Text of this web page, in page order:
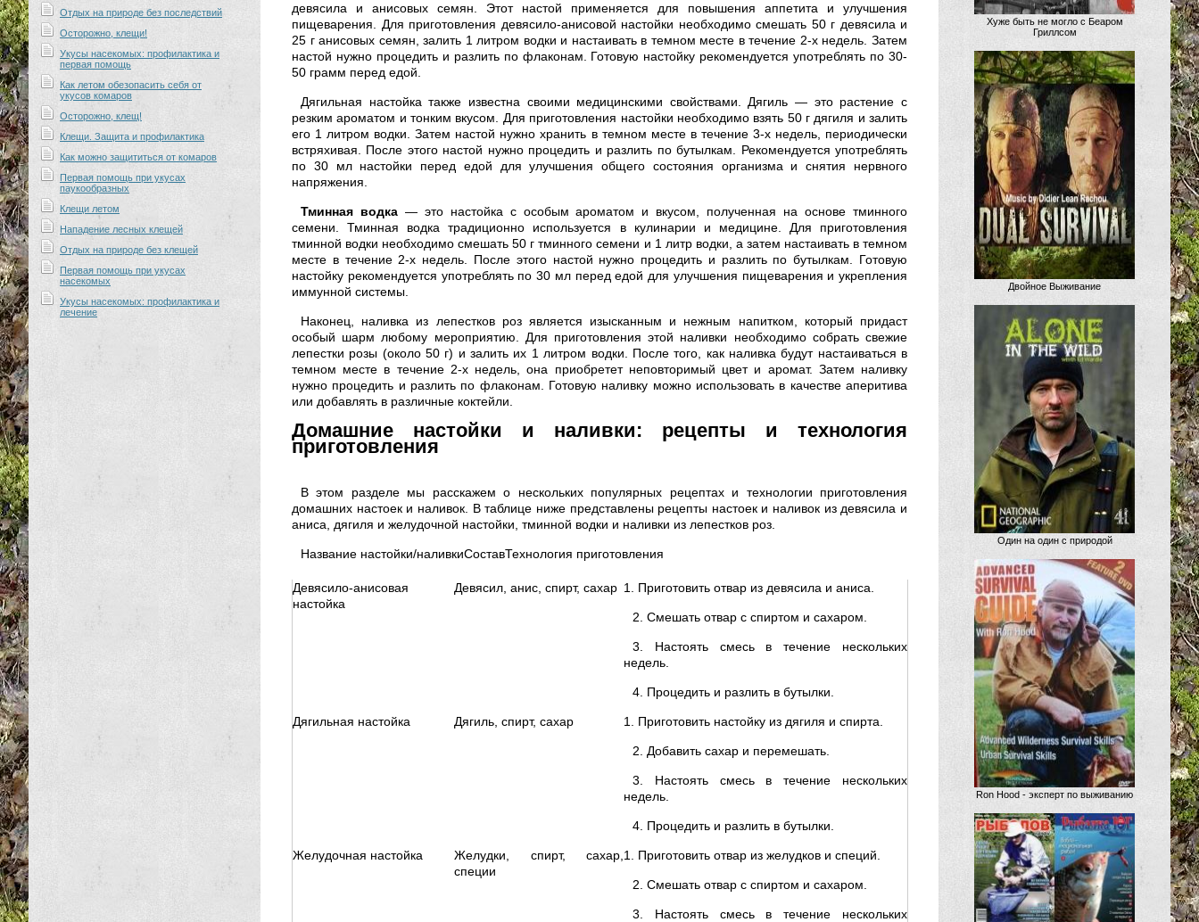
Отдых на природе без последствий
Осторожно, клещи!
Укусы насекомых: профилактика и
первая помощь
Как летом обезопасить себя от
укусов комаров
Осторожно, клещ!
Клещи. Защита и профилактика
Как можно защититься от комаров
Первая помощь при укусах
паукообразных
Клещи летом
Нападение лесных клещей
Отдых на природе без клещей
Первая помощь при укусах
насекомых
Укусы насекомых: профилактика и
лечение
девясила и анисовых семян. Этот настой применяется для повышения аппетита и улучшения
пищеварения. Для приготовления девясило-анисовой настойки необходимо смешать 50 г девясила и
25 г анисовых семян, залить 1 литром водки и настаивать в темном месте в течение 2-х недель. Затем
настой нужно процедить и разлить по флаконам. Готовую настойку рекомендуется употреблять по 30-
50 грамм перед едой.
Дягильная настойка также известна своими медицинскими свойствами. Дягиль — это растение с
резким ароматом и тонким вкусом. Для приготовления настойки необходимо взять 50 г дягиля и залить
его 1 литром водки. Затем настой нужно хранить в темном месте в течение 3-х недель, периодически
встряхивая. После этого настой нужно процедить и разлить по бутылкам. Рекомендуется употреблять
по 30 мл настойки перед едой для улучшения общего состояния организма и снятия нервного
напряжения.
Тминная водка— это настойка с особым ароматом и вкусом, полученная на основе тминного
семени. Тминная водка традиционно используется в кулинарии и медицине. Для приготовления
тминной водки необходимо смешать 50 г тминного семени и 1 литр водки, а затем настаивать в темном
месте в течение 2-х недель. После этого настой нужно процедить и разлить по бутылкам. Готовую
настойку рекомендуется употреблять по 30 мл перед едой для улучшения пищеварения и укрепления
иммунной системы.
Наконец, наливка из лепестков роз является изысканным и нежным напитком, который придаст
особый шарм любому мероприятию. Для приготовления этой наливки необходимо собрать свежие
лепестки розы (около 50 г) и залить их 1 литром водки. После того, как наливка будут настаиваться в
темном месте в течение 2-х недель, она приобретет неповторимый цвет и аромат. Затем наливку
нужно процедить и разлить по флаконам. Готовую наливку можно использовать в качестве аперитива
или добавлять в различные коктейли.
Домашние настойки и наливки: рецепты и технология
приготовления
В этом разделе мы расскажем о нескольких популярных рецептах и технологии приготовления
домашних настоек и наливок. В таблице ниже представлены рецепты настоек и наливок из девясила и
аниса, дягиля и желудочной настойки, тминной водки и наливки из лепестков роз.
Название настойки/наливкиСоставТехнология приготовления
Девясило-анисовая
настойка
Девясил, анис, спирт, сахар 1. Приготовить отвар из девясила и аниса.
2. Смешать отвар с спиртом и сахаром.
3. Настоять смесь в течение нескольких
недель.
4. Процедить и разлить в бутылки.
Дягильная настойка Дягиль, спирт, сахар 1. Приготовить настойку из дягиля и спирта.
2. Добавить сахар и перемешать.
3. Настоять смесь в течение нескольких
недель.
4. Процедить и разлить в бутылки.
Желудочная настойка
Желудки, спирт, сахар,
специи
1. Приготовить отвар из желудков и специй.
2. Смешать отвар с спиртом и сахаром.
3. Настоять смесь в течение нескольких
Хуже быть не могло с Беаром
Гриллсом
Двойное Выживание
Один на один с природой
Ron Hood - эксперт по выживанию